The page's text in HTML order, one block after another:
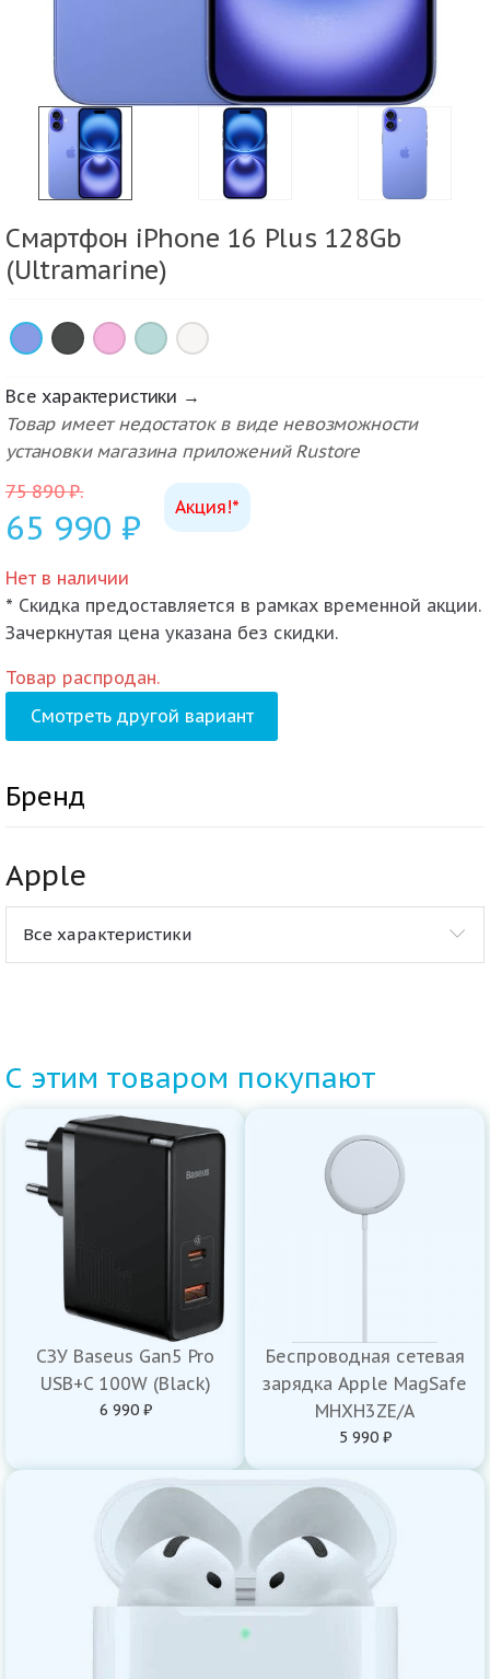
Смартфон iPhone 16 Plus 128Gb
(Ultramarine)
× × × × ×
Все характеристики →
Товар имеет недостаток в виде невозможности
установки магазина приложений Rustore
Акция!*
75 890₽.
65 990 ₽
Нет в наличии
* Скидка предоставляется в рамках временной акции.
Зачеркнутая цена указана без скидки.
Товар распродан.
Смотреть другой вариант
Бренд
Apple
Все характеристики
С этим товаром покупают
СЗУ Baseus Gan5 Pro
USB+C 100W (Black)
6 990 ₽
Беспроводная сетевая
зарядка Apple MagSafe
MHXH3ZE/A
5 990 ₽